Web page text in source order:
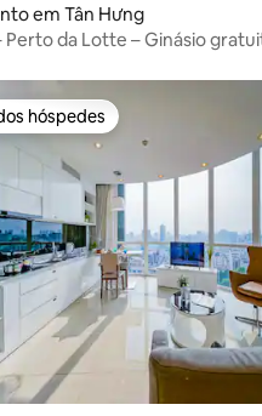
em Tân Hưng
Perto da Lotte – Ginásio
hóspedes
hóspedes